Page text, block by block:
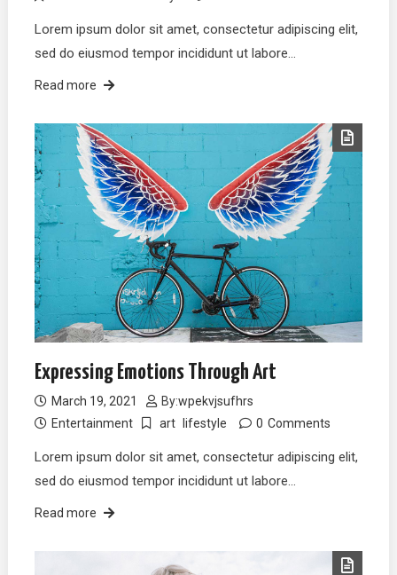
Lorem ipsum dolor sit amet, consectetur adipiscing elit,
sed do eiusmod tempor incididunt ut labore…
Read more
Expressing Emotions Through Art
March 19, 2021 By:wpekvjsufhrs
Entertainment
art lifestyle 0 Comments
Lorem ipsum dolor sit amet, consectetur adipiscing elit,
sed do eiusmod tempor incididunt ut labore…
Read more